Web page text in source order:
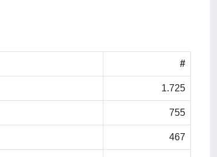
#
1.725
755
467